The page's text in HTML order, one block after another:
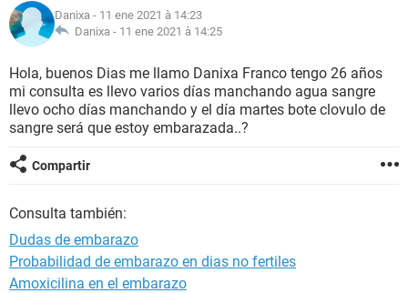
NUTRICIÓN
BIENESTAR
SEXUALIDAD
GLOSARIO
Danixa - 11 ene 2021 à 14:23
Danixa - 11 ene 2021 à 14:25
Hola, buenos Dias me llamo Danixa Franco tengo 26 años
mi consulta es llevo varios días manchando agua sangre
llevo ocho días manchando y el día martes bote clovulo de
sangre será que estoy embarazada..?
Compartir
Consulta también:
Dudas de embarazo
Probabilidad de embarazo en dias no fertiles
Amoxicilina en el embarazo